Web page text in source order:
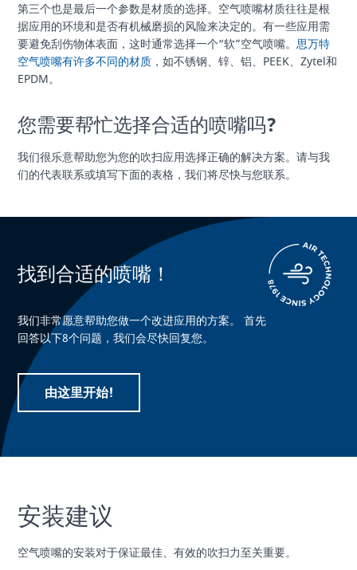
第三个也是最后一个参数是材质的选择。空气喷嘴材质往往是根
据应用的环境和是否有机械磨损的风险来决定的。有一些应用需
要避免刮伤物体表面，这时通常选择一个“软”空气喷嘴。思万特
空气喷嘴有许多不同的材质 ，如不锈钢、锌、铝、PEEK、Zytel和
EPDM。
您需要帮忙选择合适的喷嘴吗?
我们很乐意帮助您为您的吹扫应用选择正确的解决方案。请与我
们的代表联系或填写下面的表格，我们将尽快与您联系。
找到合适的喷嘴！
我们非常愿意帮助您做一个改进应用的方案。 首先
回答以下8个问题，我们会尽快回复您。
由这里开始!
安装建议
空气喷嘴的安装对于保证最佳、有效的吹扫力至关重要。